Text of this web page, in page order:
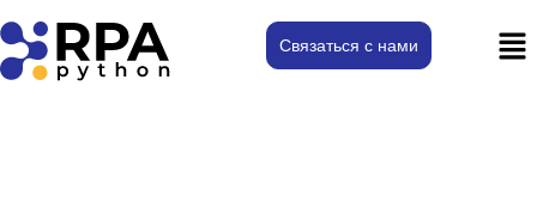
Связаться с нами